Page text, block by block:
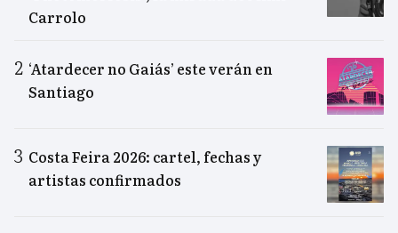
Carrolo
‘Atardecer no Gaiás’ este verán en
Santiago
Costa Feira 2026: cartel, fechas y
artistas confirmados